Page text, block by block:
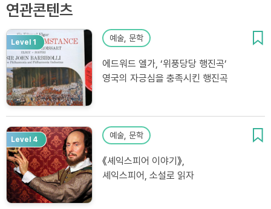
연관콘텐츠
Level 1 예술, 문학
에드워드 엘가, ‘위풍당당 행진곡’
영국의 자긍심을 충족시킨 행진곡
Level 4 예술, 문학
《셰익스피어 이야기》,
셰익스피어, 소설로 읽자